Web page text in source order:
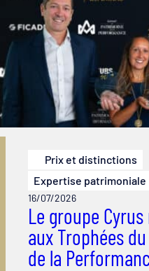
Prix et distinctions
Expertise patrimoniale
16/07/2026
Le groupe
aux Trophées
de la